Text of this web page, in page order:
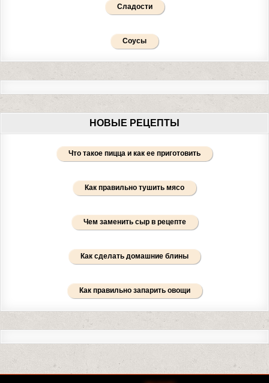
Сладости
Соусы
НОВЫЕ РЕЦЕПТЫ
Что такое пицца и как ее приготовить
Как правильно тушить мясо
Чем заменить сыр в рецепте
Как сделать домашние блины
Как правильно запарить овощи